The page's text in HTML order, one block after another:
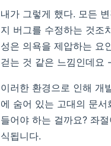
내가 그렇게 했다. 모든
지 버그를 수정하는 것조
성은 의욕을 제압하는 요
걷는 것 같은 느낌인데요
이러한 환경으로 인해 개
에 숨어 있는 고대의 문
들어야 하는 걸까요? 좌
식됩니다.